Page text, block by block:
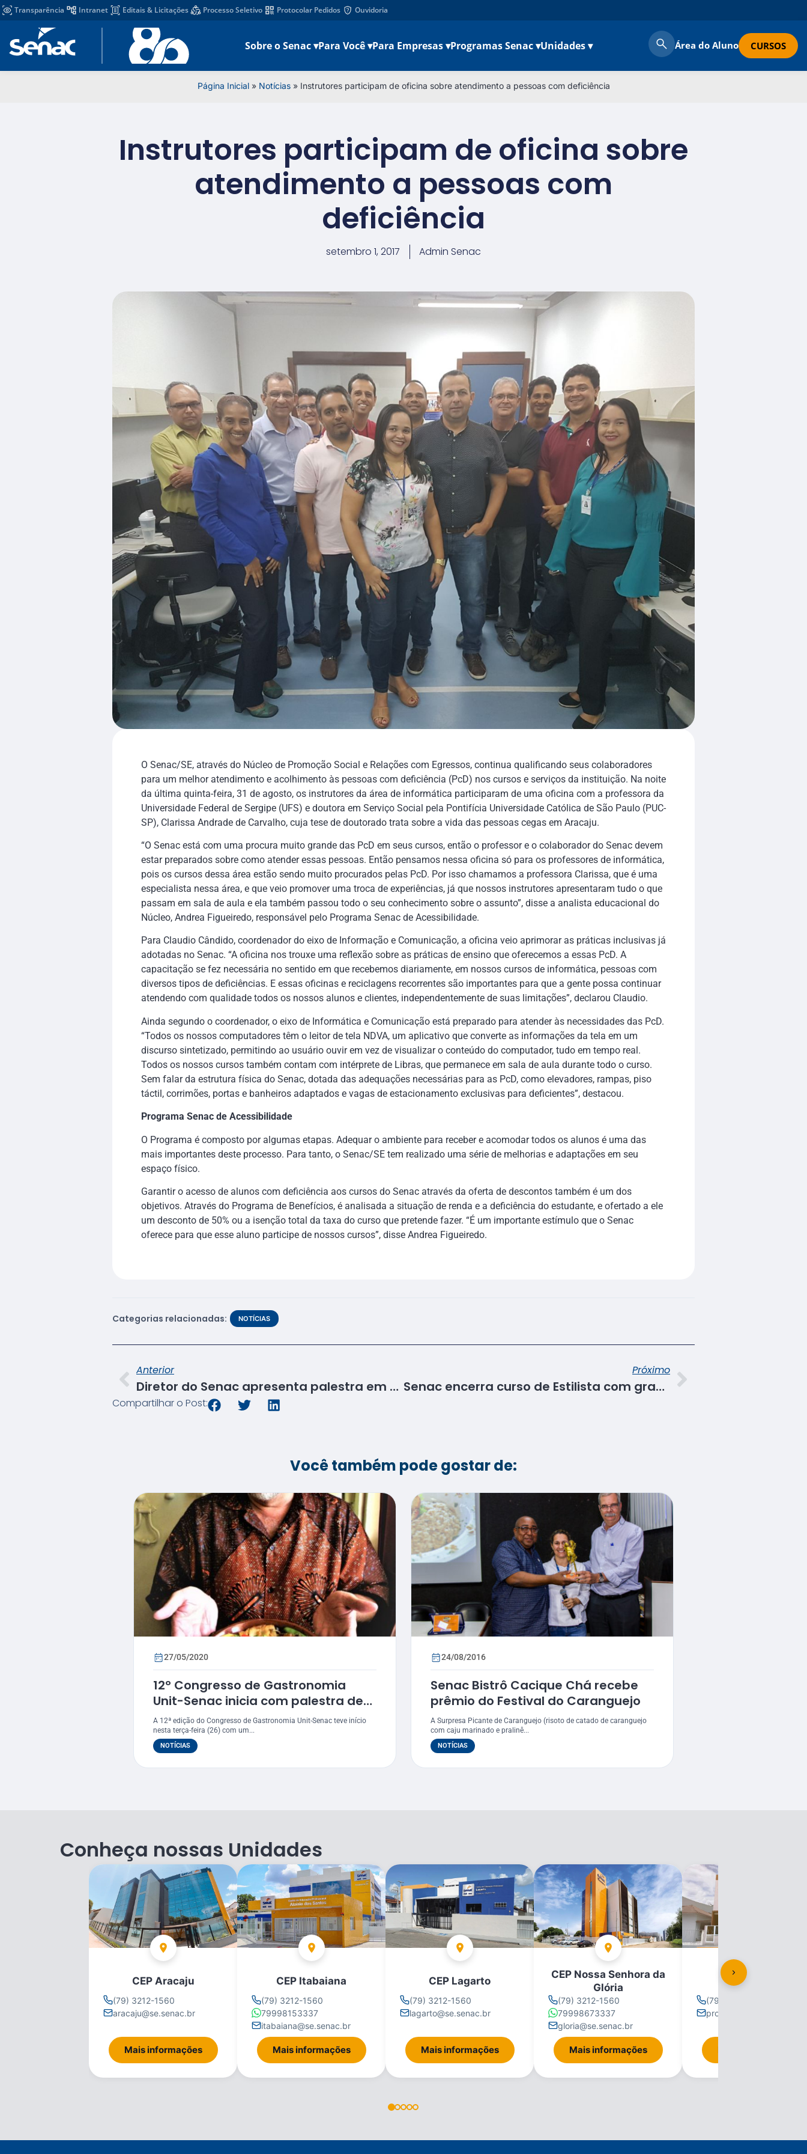
Transparência Intranet Editais & Licitações Processo Seletivo Protocolar Pedidos Ouvidoria
Sobre o Senac ▾Para Você ▾Para Empresas ▾Programas Senac ▾Unidades ▾ Área do Aluno CURSOS
Página Inicial» Notícias» Instrutores participam de oficina sobre atendimento a pessoas com deficiência
Instrutores participam de oficina sobre
atendimento a pessoas com
deficiência
setembro 1, 2017 Admin Senac
O Senac/SE, através do Núcleo de Promoção Social e Relações com Egressos, continua qualificando seus colaboradores
para um melhor atendimento e acolhimento às pessoas com deficiência (PcD) nos cursos e serviços da instituição. Na noite
da última quinta-feira, 31 de agosto, os instrutores da área de informática participaram de uma oficina com a professora da
Universidade Federal de Sergipe (UFS) e doutora em Serviço Social pela Pontifícia Universidade Católica de São Paulo (PUC-
SP), Clarissa Andrade de Carvalho, cuja tese de doutorado trata sobre a vida das pessoas cegas em Aracaju.
“O Senac está com uma procura muito grande das PcD em seus cursos, então o professor e o colaborador do Senac devem
estar preparados sobre como atender essas pessoas. Então pensamos nessa oficina só para os professores de informática,
pois os cursos dessa área estão sendo muito procurados pelas PcD. Por isso chamamos a professora Clarissa, que é uma
especialista nessa área, e que veio promover uma troca de experiências, já que nossos instrutores apresentaram tudo o que
passam em sala de aula e ela também passou todo o seu conhecimento sobre o assunto”, disse a analista educacional do
Núcleo, Andrea Figueiredo, responsável pelo Programa Senac de Acessibilidade.
Para Claudio Cândido, coordenador do eixo de Informação e Comunicação, a oficina veio aprimorar as práticas inclusivas já
adotadas no Senac. “A oficina nos trouxe uma reflexão sobre as práticas de ensino que oferecemos a essas PcD. A
capacitação se fez necessária no sentido em que recebemos diariamente, em nossos cursos de informática, pessoas com
diversos tipos de deficiências. E essas oficinas e reciclagens recorrentes são importantes para que a gente possa continuar
atendendo com qualidade todos os nossos alunos e clientes, independentemente de suas limitações”, declarou Claudio.
Ainda segundo o coordenador, o eixo de Informática e Comunicação está preparado para atender às necessidades das PcD.
“Todos os nossos computadores têm o leitor de tela NDVA, um aplicativo que converte as informações da tela em um
discurso sintetizado, permitindo ao usuário ouvir em vez de visualizar o conteúdo do computador, tudo em tempo real.
Todos os nossos cursos também contam com intérprete de Libras, que permanece em sala de aula durante todo o curso.
Sem falar da estrutura física do Senac, dotada das adequações necessárias para as PcD, como elevadores, rampas, piso
táctil, corrimões, portas e banheiros adaptados e vagas de estacionamento exclusivas para deficientes”, destacou.
Programa Senac de Acessibilidade
O Programa é composto por algumas etapas. Adequar o ambiente para receber e acomodar todos os alunos é uma das
mais importantes deste processo. Para tanto, o Senac/SE tem realizado uma série de melhorias e adaptações em seu
espaço físico.
Garantir o acesso de alunos com deficiência aos cursos do Senac através da oferta de descontos também é um dos
objetivos. Através do Programa de Benefícios, é analisada a situação de renda e a deficiência do estudante, e ofertado a ele
um desconto de 50% ou a isenção total da taxa do curso que pretende fazer. “É um importante estímulo que o Senac
oferece para que esse aluno participe de nossos cursos”, disse Andrea Figueiredo.
Categorias relacionadas: NOTÍCIAS
Anterior
Diretor do Senac apresenta palestra em faculdade
Próximo
Senac encerra curso de Estilista com grande desfile de Moda
Compartilhar o Post:
Você também pode gostar de:
27/05/2020
12º Congresso de Gastronomia
Unit-Senac inicia com palestra de
Raul Lody
A 12ª edição do Congresso de Gastronomia Unit-Senac teve início
nesta terça-feira (26) com um...
NOTÍCIAS
24/08/2016
Senac Bistrô Cacique Chá recebe
prêmio do Festival do Caranguejo
A Surpresa Picante de Caranguejo (risoto de catado de caranguejo
com caju marinado e pralinê...
NOTÍCIAS
Conheça nossas Unidades
CEP Aracaju
(79) 3212-1560
aracaju@se.senac.br
Mais informações
CEP Itabaiana
(79) 3212-1560
79998153337
itabaiana@se.senac.br
Mais informações
CEP Lagarto
(79) 3212-1560
lagarto@se.senac.br
Mais informações
CEP Nossa Senhora da
Glória
(79) 3212-1560
79998673337
gloria@se.senac.br
Mais informações
CEP Propriá
(79) 3212-1560
propria@se.senac.br